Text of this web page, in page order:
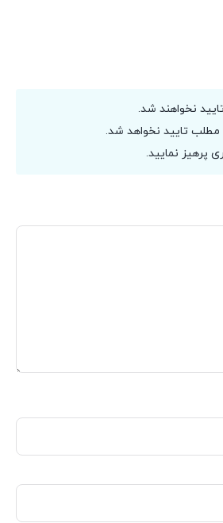
نخواهند شد.
مطلب تایید نخواهد شد.
پرهیز نمایید.